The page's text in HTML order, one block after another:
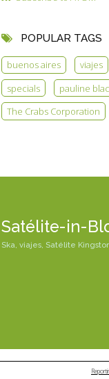
POPULAR TAGS
buenos aires viajes
specials
pauline
The Crabs Corporation
Satélite-in-
Ska, viajes, Satélite